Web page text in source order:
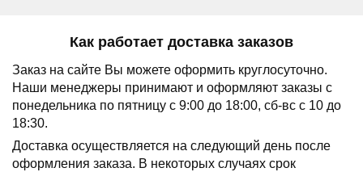
Как работает доставка заказов
Заказ на сайте Вы можете оформить круглосуточно.
Наши менеджеры принимают и оформляют заказы с
понедельника по пятницу с 9:00 до 18:00, сб-вс с 10 до
18:30.
Доставка осуществляется на следующий день после
оформления заказа. В некоторых случаях срок